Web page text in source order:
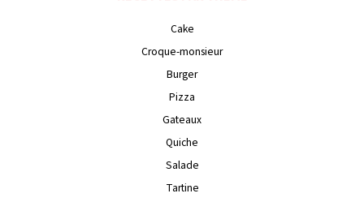
Cake
Croque-monsieur
Burger
Pizza
Gateaux
Quiche
Salade
Tartine